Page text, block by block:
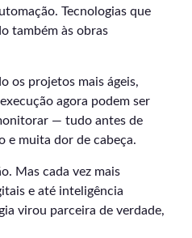
Tecnologias que
também às obras
os projetos mais ágeis,
agora podem ser
— tudo antes de
e muita dor de cabeça.
Mas cada vez mais
e até inteligência
virou parceira de verdade,